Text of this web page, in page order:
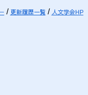
更新履歴一覧 人文学会HP